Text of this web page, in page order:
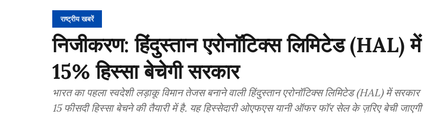
राष्ट्रीय खबरें
निजीकरण: हिंदुस्तान एरोनॉटिक्स लिमिटेड (HAL) में
15% हिस्सा बेचेगी सरकार
भारत का पहला स्वदेशी लड़ाकू विमान तेजस बनाने वाली हिंदुस्तान एरोनॉटिक्स लिमिटेड (HAL) में सरकार
15 फीसदी हिस्सा बेचने की तैयारी में है. यह हिस्सेदारी ओएफएस यानी ऑफर फॉर सेल के ज़रिए बेची जाएगी